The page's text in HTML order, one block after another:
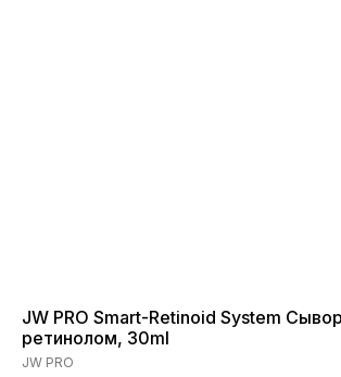
JW PRO Smart-Retinoid System
ретинолом, 30ml
JW PRO